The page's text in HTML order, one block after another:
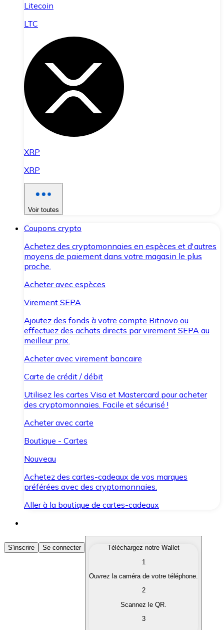
Litecoin
LTC
XRP
XRP
Voir toutes
Coupons crypto
Achetez des cryptomonnaies en espèces et d'autres
moyens de paiement dans votre magasin le plus
proche.
Acheter avec espèces
Virement SEPA
Ajoutez des fonds à votre compte Bitnovo ou
effectuez des achats directs par virement SEPA au
meilleur prix.
Acheter avec virement bancaire
Carte de crédit / débit
Utilisez les cartes Visa et Mastercard pour acheter
des cryptomonnaies. Facile et sécurisé !
Acheter avec carte
Boutique - Cartes
Nouveau
Achetez des cartes-cadeaux de vos marques
préférées avec des cryptomonnaies.
Aller à la boutique de cartes-cadeaux
Acheter des Cryptomonnaies
Achetez les cryptomonnaies qui vous intéressent
Convertissez vos cryptomonnaies en monnaie
S'inscrire Se connecter
Téléchargez notre Wallet
1
Ouvrez la caméra de votre téléphone.
2
Scannez le QR.
3